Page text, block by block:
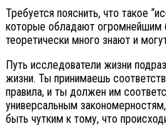
Требуется пояснить, что такое
которые обладают огромнейшим
теоретически много знают и
Путь исследователи жизни
жизни. Ты принимаешь
правила, и ты должен им
универсальным
быть чутким к тому, что